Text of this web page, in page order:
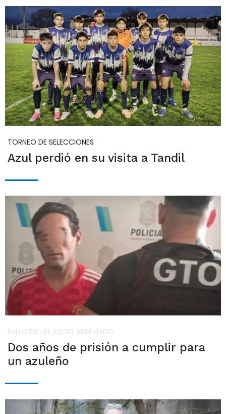
TORNEO DE SELECCIONES
Azul perdió en su visita a Tandil
FALLO DE UN JUICIO ABREVIADO
Dos años de prisión a cumplir para
un azuleño